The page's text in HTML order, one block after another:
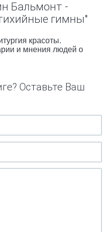
Бальмонт -
гимны"
красоты.
и мнения людей о
Оставьте Ваш